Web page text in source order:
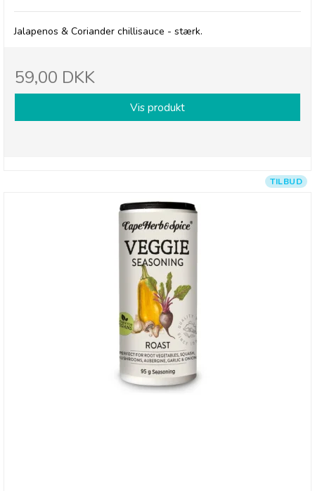
Jalapenos & Coriander chillisauce - stærk.
59,00 DKK
Vis produkt
TILBUD